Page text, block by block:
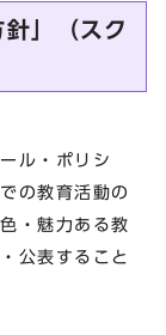
」（スク
ル・ポリシ
の教育活動の
・魅力ある教
公表すること